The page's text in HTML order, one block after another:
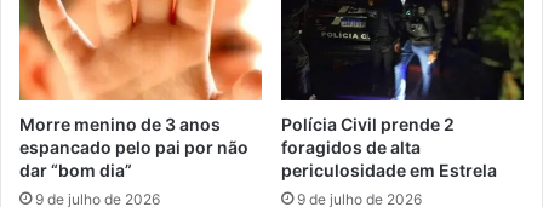
Morre menino de 3 anos
espancado pelo pai por não
dar “bom dia”
9 de julho de 2026
Polícia Civil prende 2
foragidos de alta
periculosidade em Estrela
9 de julho de 2026